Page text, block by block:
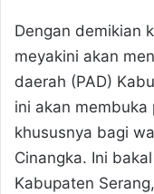
Dengan demikian
meyakini akan
daerah (PAD)
ini akan membuka
khususnya bagi
Cinangka. Ini
Kabupaten